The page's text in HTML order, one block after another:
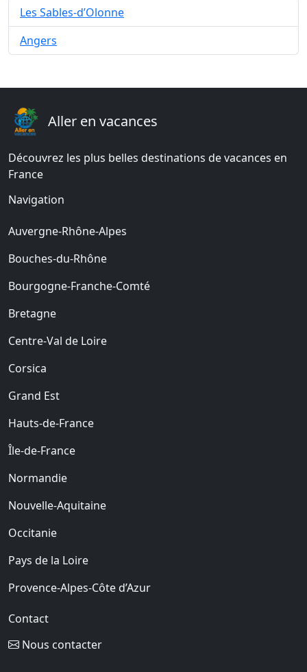
Les Sables-d’Olonne
Angers
Aller en vacances
Découvrez les plus belles destinations de vacances en
France
Navigation
Auvergne-Rhône-Alpes
Bouches-du-Rhône
Bourgogne-Franche-Comté
Bretagne
Centre-Val de Loire
Corsica
Grand Est
Hauts-de-France
Île-de-France
Normandie
Nouvelle-Aquitaine
Occitanie
Pays de la Loire
Provence-Alpes-Côte d’Azur
Contact
Nous contacter